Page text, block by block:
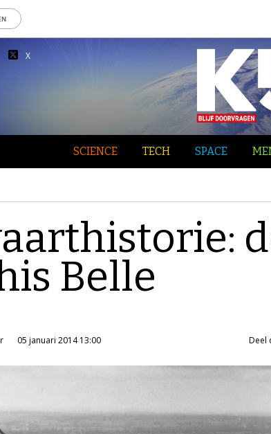
X
SCIENCE TECH SPACE
Belle
05 januari 2014 13:00 Deel